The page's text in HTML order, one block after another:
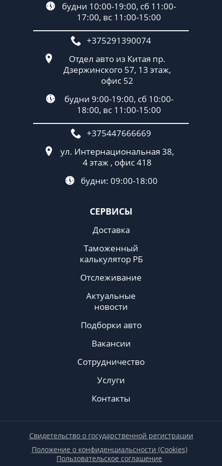
СЕРВИСЫ
Доставка
Таможенный
калькулятор РБ
Отслеживание
Актуальные
новости
Подборки авто
Вакансии
Сотрудничество
Услуги
Контакты
будни 10:00-19:00, сб 11:00-
17:00, вс 11:00-15:00
+375291390074
Отдел авто из Китая пр.
Дзержинского 57, 13 этаж,
офис 52
будни 9:00-19:00, сб 10:00-
18:00, вс 11:00-15:00
+375447666669
ул. Интернациональная 38,
4 этаж , офис 418
будни: 09:00-18:00
Пользовательское соглашение
Положение о конфиденциальсности (Cookies)
Свидетельство о государственной регистрации